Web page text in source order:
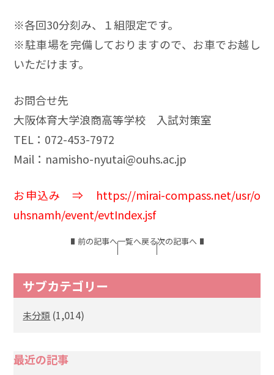
※各回30分刻み、１組限定です。
※駐車場を完備しておりますので、お車でお越し
いただけます。
お問合せ先
大阪体育大学浪商高等学校 入試対策室
TEL：072-453-7972
Mail：namisho-nyutai@ouhs.ac.jp
お申込み ⇒ https://mirai-compass.net/usr/o
uhsnamh/event/evtIndex.jsf
前の記事へ一覧へ戻る次の記事へ
サブカテゴリー
未分類 (1,014)
最近の記事